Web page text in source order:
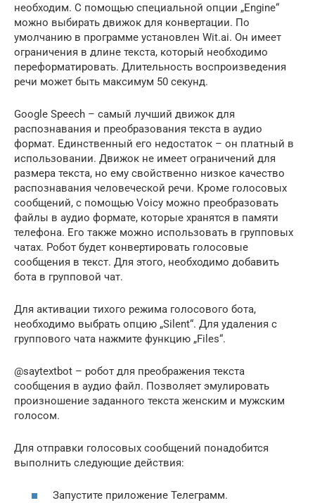
необходим. С помощью специальной опции „Engine“
можно выбирать движок для конвертации. По
умолчанию в программе установлен Wit.ai. Он имеет
ограничения в длине текста, который необходимо
переформатировать. Длительность воспроизведения
речи может быть максимум 50 секунд.
Google Speech – самый лучший движок для
распознавания и преобразования текста в аудио
формат. Единственный его недостаток – он платный в
использовании. Движок не имеет ограничений для
размера текста, но ему свойственно низкое качество
распознавания человеческой речи. Кроме голосовых
сообщений, с помощью Voicy можно преобразовать
файлы в аудио формате, которые хранятся в памяти
телефона. Его также можно использовать в групповых
чатах. Робот будет конвертировать голосовые
сообщения в текст. Для этого, необходимо добавить
бота в групповой чат.
Для активации тихого режима голосового бота,
необходимо выбрать опцию „Silent“. Для удаления с
группового чата нажмите функцию „Files“.
@saytextbot – робот для преображения текста
сообщения в аудио файл. Позволяет эмулировать
произношение заданного текста женским и мужским
голосом.
Для отправки голосовых сообщений понадобится
выполнить следующие действия:
Запустите приложение Телеграмм.